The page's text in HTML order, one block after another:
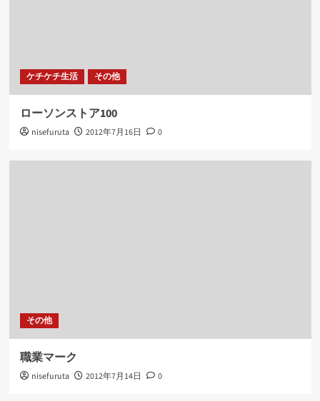
ケチケチ生活 その他
ローソンストア100
nisefuruta 2012年7月16日 0
その他
職業マーク
nisefuruta 2012年7月14日 0